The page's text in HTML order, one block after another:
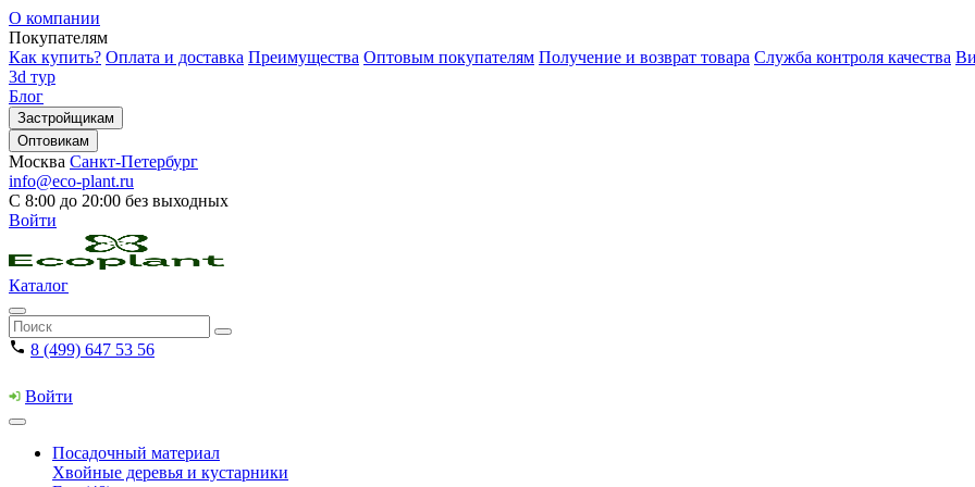
О компании
Покупателям
Как купить? Оплата и доставка Преимущества Оптовым покупателям Получение и возврат товара Служба контроля качества
3d тур
Блог
Застройщикам
Оптовикам
Москва Санкт-Петербург
info@eco-plant.ru
С 8:00 до 20:00 без выходных
Войти
Каталог
8 (499) 647 53 56
Войти
Посадочный материал
Хвойные деревья и кустарники